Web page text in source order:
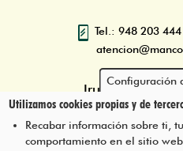
Tel.: 948 203 444
Iruñerriko
Ingurumen
Configuración
Utilizamos cookies propias y de
Recabar información sobre ti,
comportamiento en el sitio